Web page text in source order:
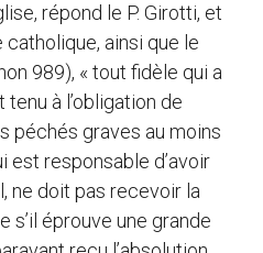
répond le P. Girotti, et
catholique, ainsi que le
989), « tout fidèle qui a
à l’obligation de
péchés graves au moins
est responsable d’avoir
ne doit pas recevoir la
s’il éprouve une grande